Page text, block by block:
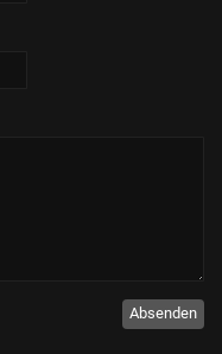
Absenden